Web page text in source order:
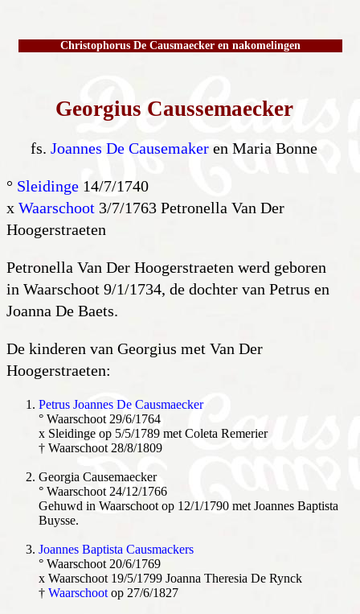
Christophorus De Causmaecker en nakomelingen
Georgius Caussemaecker
fs.Joannes De Causemaker en Maria Bonne
° Sleidinge 14/7/1740
x Waarschoot 3/7/1763 Petronella Van Der
Hoogerstraeten
Petronella Van Der Hoogerstraeten werd geboren
in Waarschoot 9/1/1734, de dochter van Petrus en
Joanna De Baets.
De kinderen van Georgius met Van Der
Hoogerstraeten:
Petrus Joannes De Causmaecker
° Waarschoot 29/6/1764
x Sleidinge op 5/5/1789 met Coleta Remerier
† Waarschoot 28/8/1809
Georgia Causemaecker
° Waarschoot 24/12/1766
Gehuwd in Waarschoot op 12/1/1790 met Joannes Baptista
Buysse.
Joannes Baptista Causmackers
° Waarschoot 20/6/1769
x Waarschoot 19/5/1799 Joanna Theresia De Rynck
† Waarschoot op 27/6/1827